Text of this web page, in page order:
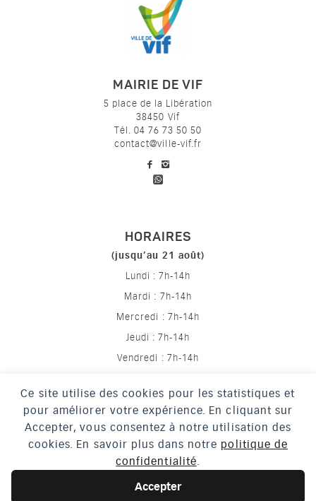
Ce site utilise des cookies pour les statistiques et
pour améliorer votre expérience. En cliquant sur
Accepter, vous consentez à notre utilisation des
cookies. En savoir plus dans notre politique de
confidentialité.
Accepter
MAIRIE DE VIF
5 place de la Libération
38450 Vif
Tél. 04 76 73 50 50
contact@ville-vif.fr
voir notre page facebook
HORAIRES
(jusqu’au 21 août)
Lundi : 7h-14h
Mardi : 7h-14h
Mercredi : 7h-14h
Jeudi : 7h-14h
Vendredi : 7h-14h
Mentions légales
Politique de confidentialité
Crédits
Accessibilité